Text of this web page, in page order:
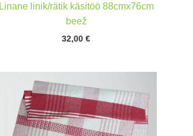
Linane linik/rätik käsitöö 88cmx76cm
beež
32,00€